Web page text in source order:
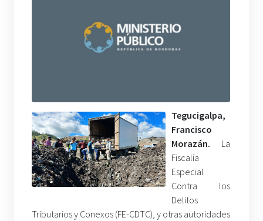
Tegucigalpa,
Francisco
Morazán. La
Fiscalía
Especial
Contra los
Delitos
Tributarios y Conexos (FE-CDTC), y otras autoridades